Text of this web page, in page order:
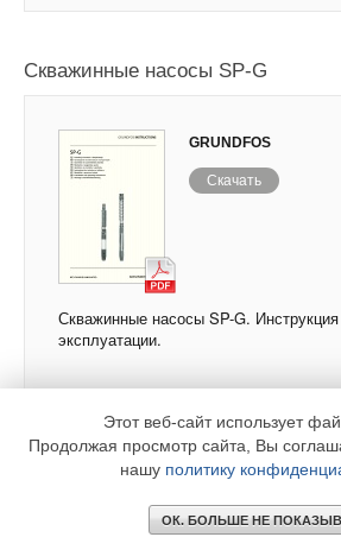
Скважинные насосы SP-G
GRUNDFOS
Скачать
Скважинные насосы SP-G.
эксплуатации.
Погружные насосы SPO
GRUNDFOS
Этот веб-сайт использует
Продолжая просмотр сайта, Вы
нашу политику
ОК. БОЛЬШЕ НЕ